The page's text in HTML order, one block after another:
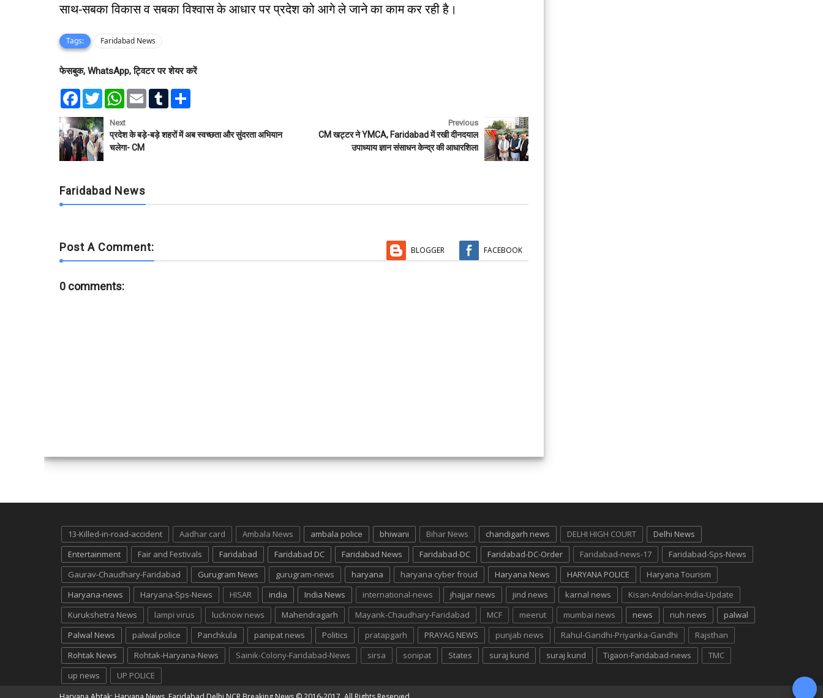
साथ-सबका विकास व सबका विश्वास के आधार पर प्रदेश को आगे ले जाने का काम कर रही है।
Tags: Faridabad News
फेसबुक, WhatsApp, ट्विटर पर शेयर करें
F
e
b
o
o
k
T
w
t
t
e
r
W
t
s
A
p
E
l
T
l
r
e
Next
प्रदेश के बड़े-बड़े शहरों में अब स्वच्छता और सुंदरता अभियान
चलेगा- CM
Previous
CM खट्टर ने YMCA, Faridabad में रखी दीनदयाल
उपाध्याय ज्ञान संसाधन केन्द्र की आधारशिला
Faridabad News
Post A Comment: BLOGGER FACEBOOK
0 comments:
13-Killed-in-road-accident Aadhar card Ambala News ambala police bhiwani Bihar News chandigarh news DELHI HIGH COURT
Delhi News
Entertainment
Fair and Festivals Faridabad Faridabad DC Faridabad News Faridabad-DC Faridabad-DC-Order Faridabad-news-17
Faridabad-Sps-News
Gaurav-Chaudhary-Faridabad
Gurugram News gurugram-news haryana haryana cyber froud Haryana News HARYANA POLICE
Haryana Tourism
Haryana-news
Haryana-Sps-News HISAR india India News international-news jhajjar news jind news karnal news
Kisan-Andolan-India-Update
Kurukshetra News
lampi virus lucknow news Mahendragarh Mayank-Chaudhary-Faridabad MCF meerut mumbai news news nuh news
palwal
Palwal News
palwal police Panchkula panipat news Politics pratapgarh PRAYAG NEWS punjab news Rahul-Gandhi-Priyanka-Gandhi
Rajsthan
Rohtak News
Rohtak-Haryana-News Sainik-Colony-Faridabad-News sirsa sonipat States suraj kund suraj kund Tigaon-Faridabad-news
TMC
up news
UP POLICE